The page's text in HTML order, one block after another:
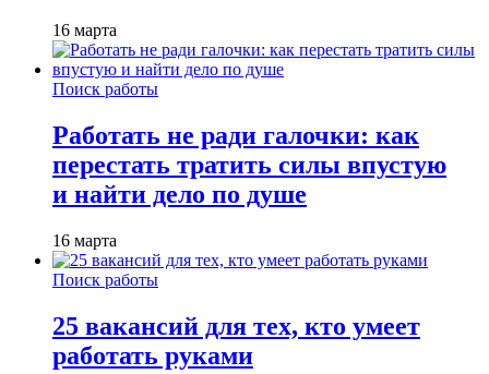
16 марта
Поиск работы
Работать не ради галочки: как
перестать тратить силы впустую
и найти дело по душе
16 марта
Поиск работы
25 вакансий для тех, кто умеет
работать руками